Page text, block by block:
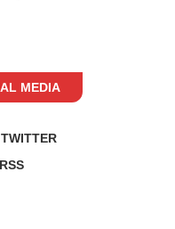
MEDIA
TWITTER
RSS